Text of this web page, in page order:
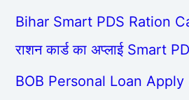
Bihar Smart PDS Ration
राशन कार्ड का अप्लाई Smart
BOB Personal Loan